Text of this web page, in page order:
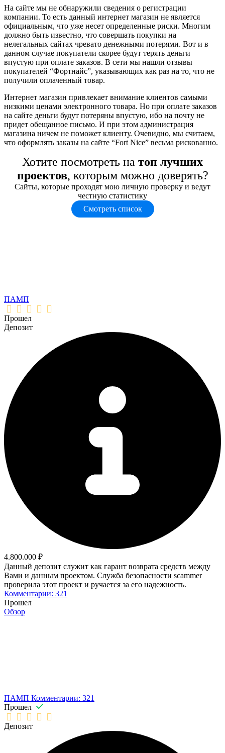
На сайте мы не обнаружили сведения о регистрации
компании. То есть данный интернет магазин не является
официальным, что уже несет определенные риски. Многим
должно быть известно, что совершать покупки на
нелегальных сайтах чревато денежными потерями. Вот и в
данном случае покупатели скорее будут терять деньги
впустую при оплате заказов. В сети мы нашли отзывы
покупателей “Фортнайс”, указывающих как раз на то, что не
получили оплаченный товар.
Интернет магазин привлекает внимание клиентов самыми
низкими ценами электронного товара. Но при оплате заказов
на сайте деньги будут потеряны впустую, ибо на почту не
придет обещанное письмо. И при этом администрация
магазина ничем не поможет клиенту. Очевидно, мы считаем,
что оформлять заказы на сайте “Fort Nice” весьма рискованно.
Хотите посмотреть на топ лучших
проектов, которым можно доверять?
Сайты, которые проходят мою личную проверку и ведут
честную статистику
Смотреть список
ПАМП
Прошел
Депозит
4.800.000 ₽
Данный депозит служит как гарант возврата средств между
Вами и данным проектом. Служба безопасности scammer
проверила этот проект и ручается за его надежность.
Комментарии: 321
Прошел
Обзор
ПАМП Комментарии: 321
Прошел
Депозит